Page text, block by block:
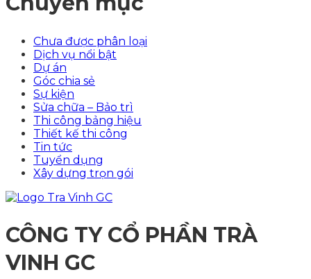
Chưa được phân loại
Dịch vụ nổi bật
Dự án
Góc chia sẻ
Sự kiện
Sửa chữa – Bảo trì
Thi công bảng hiệu
Thiết kế thi công
Tin tức
Tuyển dụng
Xây dựng trọn gói
CÔNG TY CỔ PHẦN TRÀ
VINH GC